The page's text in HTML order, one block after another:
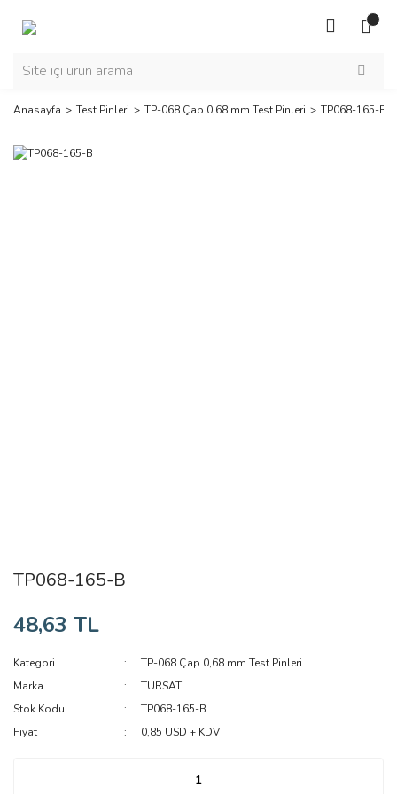
Anasayfa Test Pinleri TP-068 Çap 0,68 mm Test Pinleri TP068-165-B
TP068-165-B
48,63 TL
Kategori
TP-068 Çap 0,68 mm Test Pinleri
Marka
TURSAT
Stok Kodu
TP068-165-B
Fiyat
0,85 USD + KDV